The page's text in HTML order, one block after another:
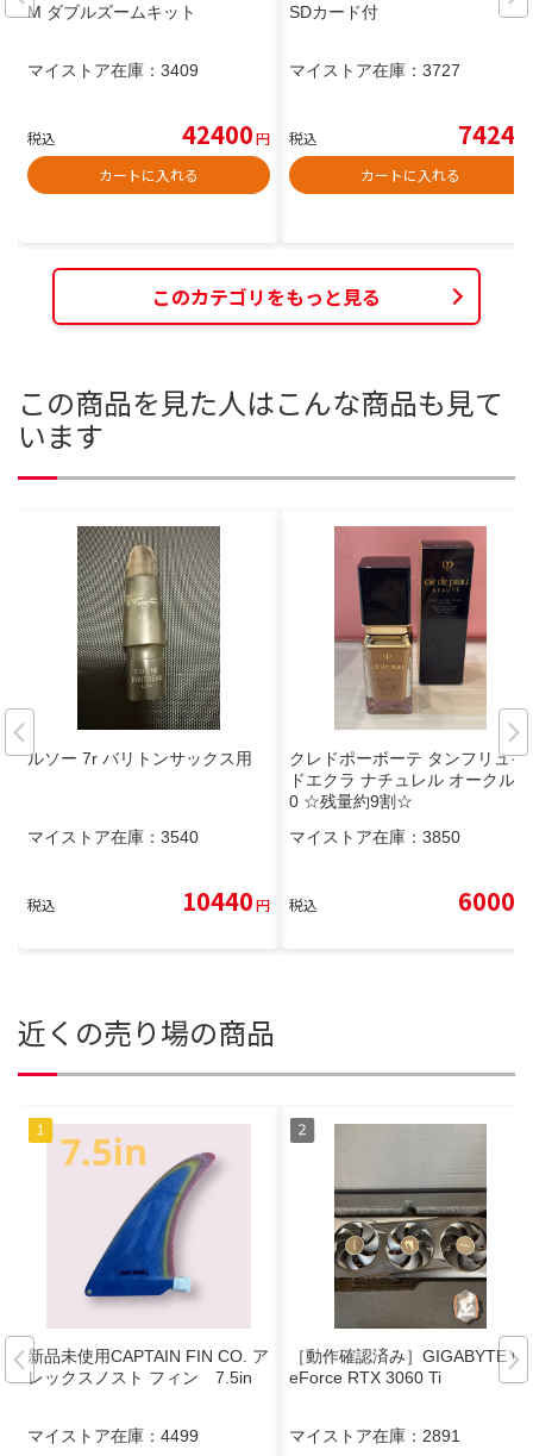
M ダブルズームキット
マイストア在庫： 3409
税込 42400円
カートに入れる
SDカード付
マイストア在庫： 3727
税込 7424
カートに入れる
このカテゴリをもっと見る
この商品を見た人はこんな商品も見て
います
ルソー 7r バリトンサックス用
マイストア在庫： 3540
税込 10440円
クレドポーボーテ タンフリュイ
ドエクラ ナチュレル オークル2
0 ☆残量約9割☆
マイストア在庫： 3850
税込 6000
近くの売り場の商品
新品未使用CAPTAIN FIN CO. ア
レックスノスト フィン 7.5in
マイストア在庫： 4499
［動作確認済み］GIGABYTE G
eForce RTX 3060 Ti
マイストア在庫： 2891